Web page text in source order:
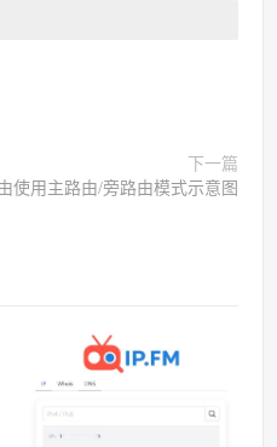
下一篇
使用主路由/旁路由模式示意图